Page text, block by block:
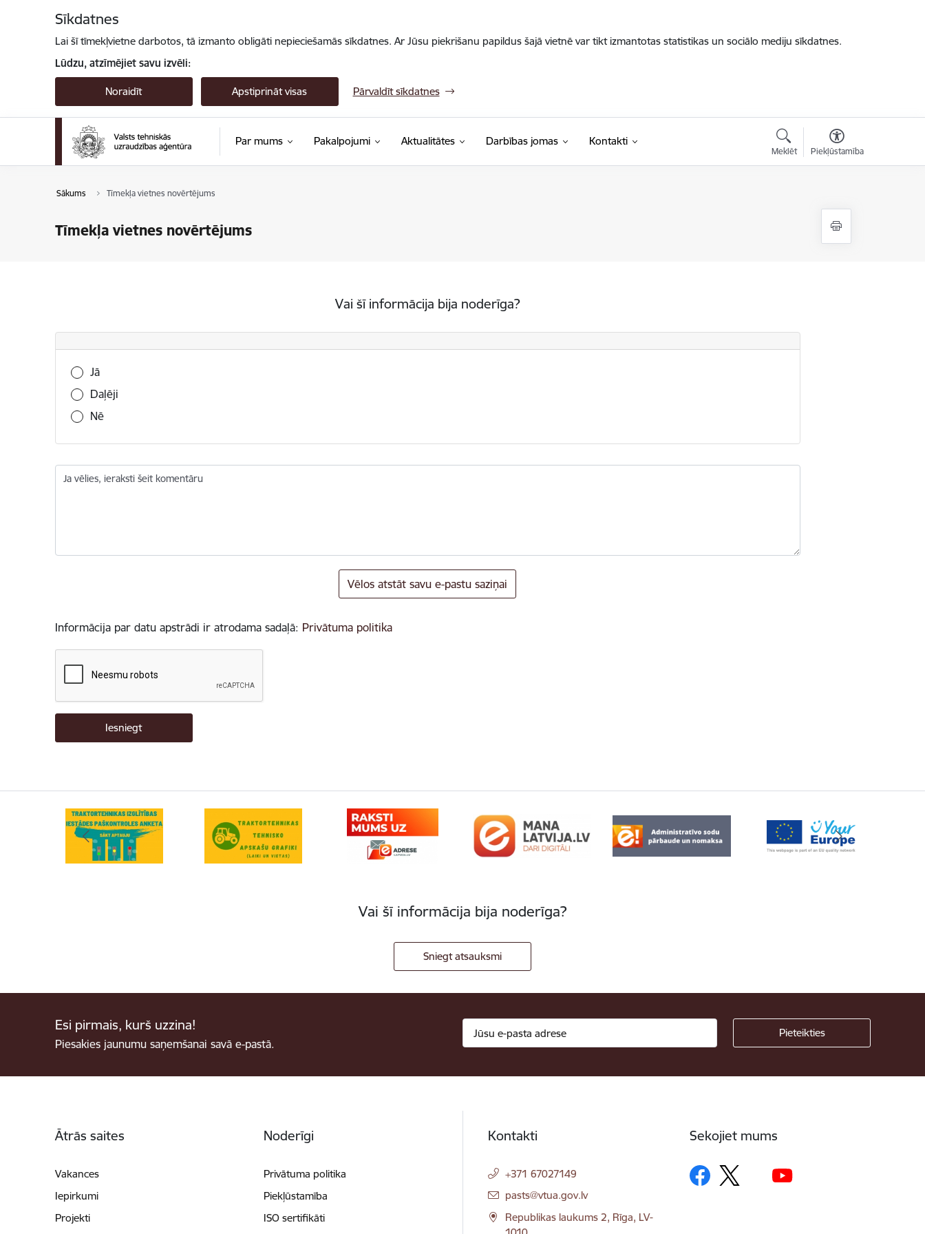
Sīkdatnes
Lai šī tīmekļvietne darbotos, tā izmanto obligāti nepieciešamās sīkdatnes. Ar Jūsu piekrišanu papildus šajā vietnē var tikt izmantotas statistikas un sociālo mediju sīkdatnes.
Lūdzu, atzīmējiet savu izvēli:
Noraidīt Apstiprināt visas Pārvaldīt sīkdatnes
Par mums Pakalpojumi Aktualitātes Darbības jomas Kontakti
Meklēt Piekļūstamība
Sākums Tīmekļa vietnes novērtējums
Tīmekļa vietnes novērtējums
Vai šī informācija bija noderīga?
Vai šī informācija bija noderīga?
Jā
Daļēji
Nē
Ja vēlies, ieraksti šeit komentāru
Vēlos atstāt savu e-pastu saziņai
Informācija par datu apstrādi ir atrodama sadaļā: Privātuma politika
Vai šī informācija bija noderīga?
Sniegt atsauksmi
Esi pirmais, kurš uzzina!
Piesakies jaunumu saņemšanai savā e-pastā.
Ātrās saites
Vakances
Iepirkumi
Projekti
Noderīgi
Privātuma politika
Piekļūstamība
ISO sertifikāti
Kontakti
+371 67027149
E-pasts:
pasts@vtua.gov.lv
Republikas laukums 2, Rīga, LV-
Sekojiet mums